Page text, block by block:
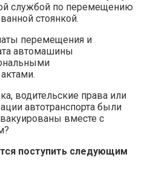
службой по перемещению
стоянкой.
перемещения и
автомашины
водительские права или
автотранспорта были
вместе с
поступить следующим